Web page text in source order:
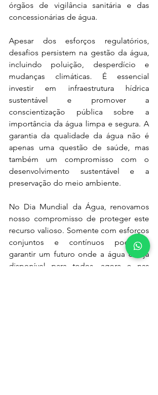
órgãos de vigilância sanitária e das
concessionárias de água.
Apesar dos esforços regulatórios,
desafios persistem na gestão da água,
incluindo poluição, desperdício e
mudanças climáticas. É essencial
investir em infraestrutura hídrica
sustentável e promover a
conscientização pública sobre a
importância da água limpa e segura. A
garantia da qualidade da água não é
apenas uma questão de saúde, mas
também um compromisso com o
desenvolvimento sustentável e a
preservação do meio ambiente.
No Dia Mundial da Água, renovamos
nosso compromisso de proteger este
recurso valioso. Somente com esforços
conjuntos e contínuos podemos
garantir um futuro onde a água esteja
disponível para todos, agora e nas